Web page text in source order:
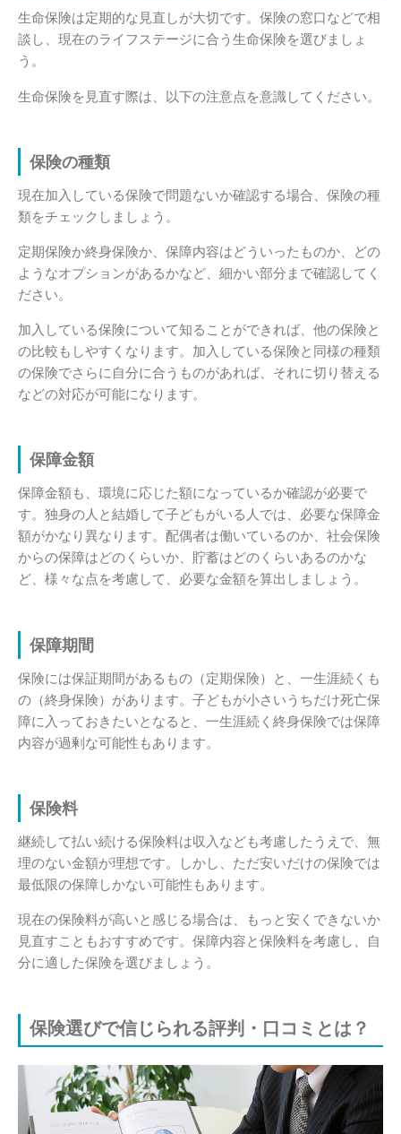
生命保険は定期的な見直しが大切です。保険の窓口などで相
談し、現在のライフステージに合う生命保険を選びましょ
う。
生命保険を見直す際は、以下の注意点を意識してください。
保険の種類
現在加入している保険で問題ないか確認する場合、保険の種
類をチェックしましょう。
定期保険か終身保険か、保障内容はどういったものか、どの
ようなオプションがあるかなど、細かい部分まで確認してく
ださい。
加入している保険について知ることができれば、他の保険と
の比較もしやすくなります。加入している保険と同様の種類
の保険でさらに自分に合うものがあれば、それに切り替える
などの対応が可能になります。
保障金額
保障金額も、環境に応じた額になっているか確認が必要で
す。独身の人と結婚して子どもがいる人では、必要な保障金
額がかなり異なります。配偶者は働いているのか、社会保険
からの保障はどのくらいか、貯蓄はどのくらいあるのかな
ど、様々な点を考慮して、必要な金額を算出しましょう。
保障期間
保険には保証期間があるもの（定期保険）と、一生涯続くも
の（終身保険）があります。子どもが小さいうちだけ死亡保
障に入っておきたいとなると、一生涯続く終身保険では保障
内容が過剰な可能性もあります。
保険料
継続して払い続ける保険料は収入なども考慮したうえで、無
理のない金額が理想です。しかし、ただ安いだけの保険では
最低限の保障しかない可能性もあります。
現在の保険料が高いと感じる場合は、もっと安くできないか
見直すこともおすすめです。保障内容と保険料を考慮し、自
分に適した保険を選びましょう。
保険選びで信じられる評判・口コミとは？